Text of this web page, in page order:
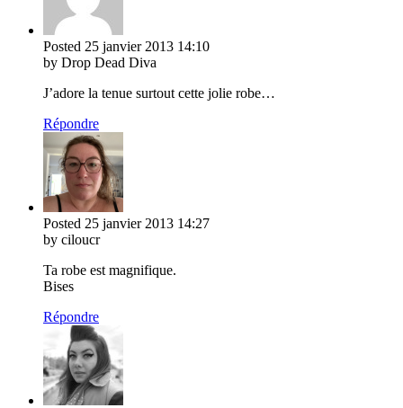
Posted 25 janvier 2013 14:10
by Drop Dead Diva
J’adore la tenue surtout cette jolie robe…
Répondre
Posted 25 janvier 2013 14:27
by ciloucr
Ta robe est magnifique.
Bises
Répondre